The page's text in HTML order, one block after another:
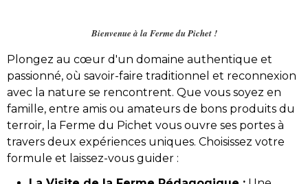
Bienvenue à la Ferme du Pichet !
Plongez au cœur d'un domaine authentique et
passionné, où savoir-faire traditionnel et reconnexion
avec la nature se rencontrent. Que vous soyez en
famille, entre amis ou amateurs de bons produits du
terroir, la Ferme du Pichet vous ouvre ses portes à
travers deux expériences uniques. Choisissez votre
formule et laissez-vous guider :